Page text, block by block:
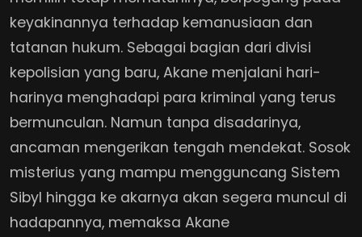
keyakinannya terhadap kemanusiaan dan
tatanan hukum. Sebagai bagian dari divisi
kepolisian yang baru, Akane menjalani hari-
harinya menghadapi para kriminal yang terus
bermunculan. Namun tanpa disadarinya,
ancaman mengerikan tengah mendekat. Sosok
misterius yang mampu mengguncang Sistem
Sibyl hingga ke akarnya akan segera muncul di
hadapannya, memaksa Akane